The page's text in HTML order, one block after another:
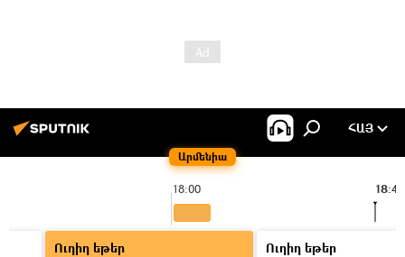
Արմենիա
ՀԱՅ
18:00 18:44
Ուղիղ եթեր
Ուղիղ եթեր